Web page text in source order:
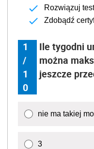
Rozwiązuj
Zdobądź
1
/
1
0
Ile tygodni
można
jeszcze
nie ma takiej
3